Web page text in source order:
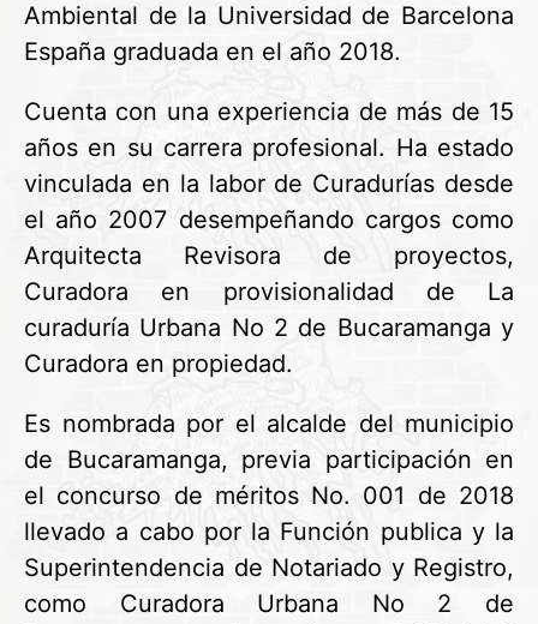
Ambiental de la Universidad de Barcelona
España graduada en el año 2018.
Cuenta con una experiencia de más de 15
años en su carrera profesional. Ha estado
vinculada en la labor de Curadurías desde
el año 2007 desempeñando cargos como
Arquitecta Revisora de proyectos,
Curadora en provisionalidad de La
curaduría Urbana No 2 de Bucaramanga y
Curadora en propiedad.
Es nombrada por el alcalde del municipio
de Bucaramanga, previa participación en
el concurso de méritos No. 001 de 2018
llevado a cabo por la Función publica y la
Superintendencia de Notariado y Registro,
como Curadora Urbana No 2 de